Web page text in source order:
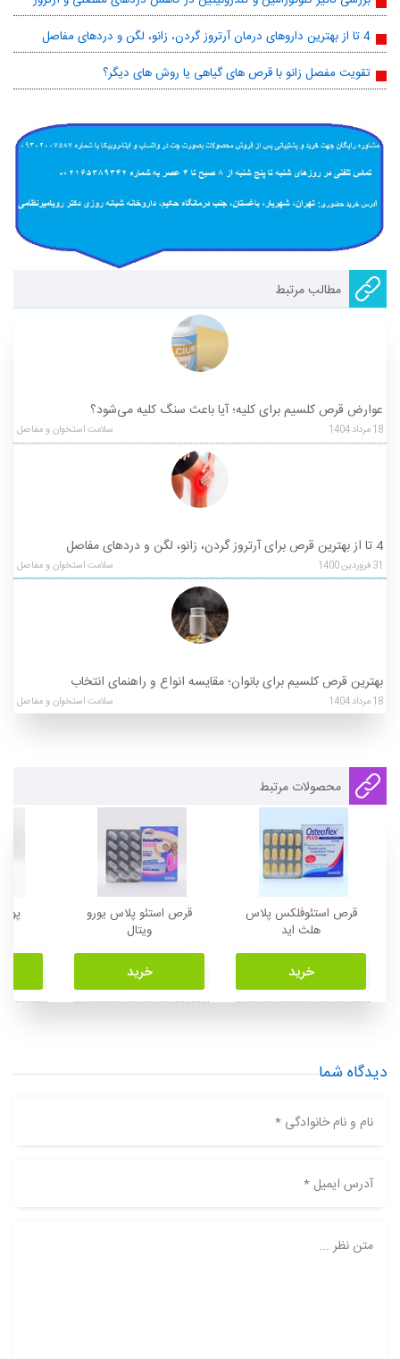
4 تا از بهترین داروهای درمان آرتروز گردن، زانو، لگن و دردهای مفاصل
تقویت مفصل زانو با قرص های گیاهی یا روش های دیگر؟
مطالب مرتبط
عوارض قرص کلسیم برای کلیه؛ آیا باعث سنگ کلیه می‌شود؟
18مرداد1404 سلامت استخوان و مفاصل
4 تا از بهترین قرص برای آرتروز گردن، زانو، لگن و دردهای مفاصل
31فروردین1400 سلامت استخوان و مفاصل
بهترین قرص کلسیم برای بانوان؛ مقایسه انواع و راهنمای انتخاب
18مرداد1404 سلامت استخوان و مفاصل
محصولات مرتبط
قرص استئوفلکس پلاس
هلث اید
خرید
قرص استئو پلاس یورو
ویتال
خرید
دیدگاه شما
نام و نام خانوادگی *
آدرس ایمیل *
متن نظر ...